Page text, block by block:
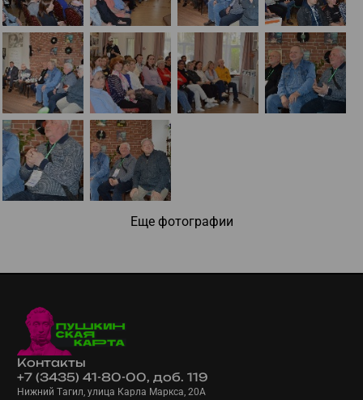
Еще фотографии
Контакты
+7 (3435) 41-80-00, доб. 119
Нижний Тагил, улица Карла Маркса, 20А